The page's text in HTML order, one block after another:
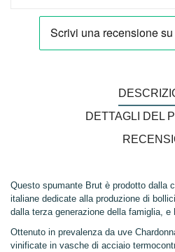
DETTAGLI DEL
Questo spumante Brut è prodotto dalla
italiane dedicate alla produzione di
dalla terza generazione della famiglia,
Ottenuto in prevalenza da uve
vinificate in vasche di acciaio